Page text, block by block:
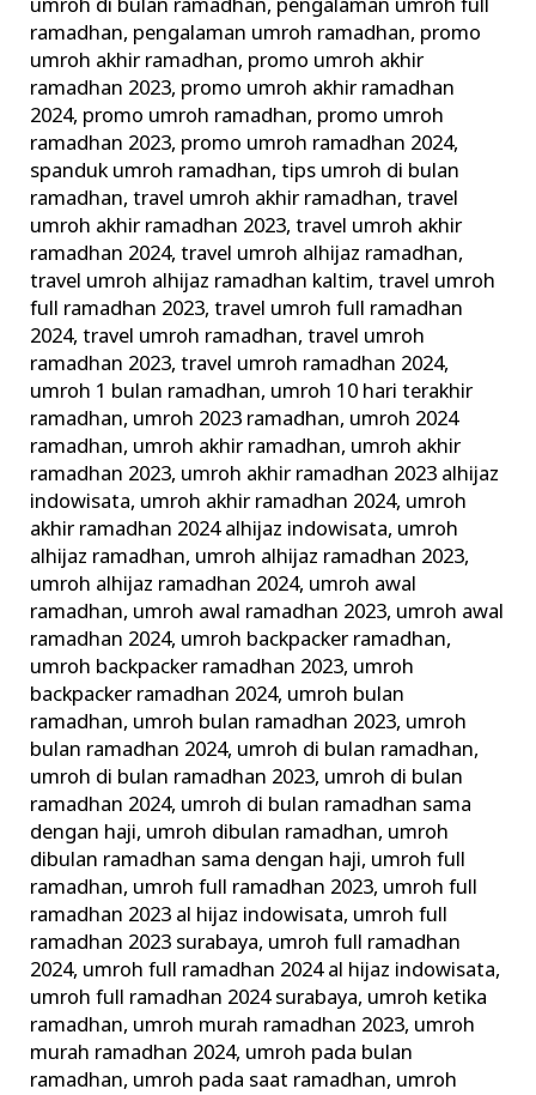
umroh di bulan ramadhan, pengalaman umroh full
ramadhan, pengalaman umroh ramadhan, promo
umroh akhir ramadhan, promo umroh akhir
ramadhan 2023, promo umroh akhir ramadhan
2024, promo umroh ramadhan, promo umroh
ramadhan 2023, promo umroh ramadhan 2024,
spanduk umroh ramadhan,tips umroh di bulan
ramadhan,travel umroh akhir ramadhan,travel
umroh akhir ramadhan 2023,travel umroh akhir
ramadhan 2024,travel umroh alhijaz ramadhan,
travel umroh alhijaz ramadhan kaltim,travel umroh
full ramadhan 2023,travel umroh full ramadhan
2024,travel umroh ramadhan,travel umroh
ramadhan 2023,travel umroh ramadhan 2024,
umroh 1 bulan ramadhan, umroh 10 hari terakhir
ramadhan, umroh 2023 ramadhan, umroh 2024
ramadhan, umroh akhir ramadhan, umroh akhir
ramadhan 2023, umroh akhir ramadhan 2023 alhijaz
indowisata, umroh akhir ramadhan 2024, umroh
akhir ramadhan 2024 alhijaz indowisata, umroh
alhijaz ramadhan, umroh alhijaz ramadhan 2023,
umroh alhijaz ramadhan 2024, umroh awal
ramadhan, umroh awal ramadhan 2023, umroh awal
ramadhan 2024, umroh backpacker ramadhan,
umroh backpacker ramadhan 2023, umroh
backpacker ramadhan 2024, umroh bulan
ramadhan, umroh bulan ramadhan 2023, umroh
bulan ramadhan 2024, umroh di bulan ramadhan,
umroh di bulan ramadhan 2023, umroh di bulan
ramadhan 2024, umroh di bulan ramadhan sama
dengan haji, umroh dibulan ramadhan, umroh
dibulan ramadhan sama dengan haji, umroh full
ramadhan, umroh full ramadhan 2023, umroh full
ramadhan 2023 al hijaz indowisata, umroh full
ramadhan 2023 surabaya, umroh full ramadhan
2024, umroh full ramadhan 2024 al hijaz indowisata,
umroh full ramadhan 2024 surabaya, umroh ketika
ramadhan, umroh murah ramadhan 2023, umroh
murah ramadhan 2024, umroh pada bulan
ramadhan, umroh pada saat ramadhan, umroh